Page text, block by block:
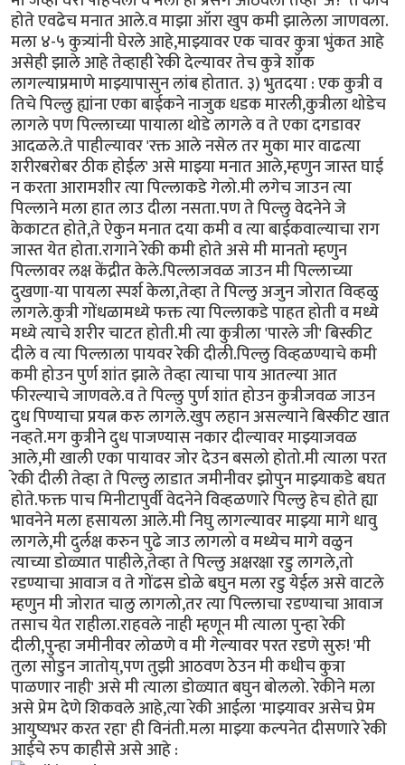
होते एवढेच मनात आले.व माझा ऑरा खुप कमी झालेला जाणवला.
मला ४-५ कुत्र्यांनी घेरले आहे,माझ्यावर एक चावर कुत्रा भुंकत आहे
असेही झाले आहे तेव्हाही रेकी देल्यावर तेच कुत्रे शॉक
लागल्याप्रमाणे माझ्यापासुन लांब होतात. ३) भुतदया : एक कुत्री व
तिचे पिल्लु ह्यांना एका बाईकने नाजुक धडक मारली,कुत्रीला थोडेच
लागले पण पिल्लाच्या पायाला थोडे लागले व ते एका दगडावर
आदळले.ते पाहील्यावर 'रक्त आले नसेल तर मुका मार वाढत्या
शरीरबरोबर ठीक होईल' असे माझ्या मनात आले,म्हणुन जास्त घाई
न करता आरामशीर त्या पिल्लाकडे गेलो.मी लगेच जाउन त्या
पिल्लाने मला हात लाउ दीला नसता.पण ते पिल्लु वेदनेने जे
केकाटत होते,ते ऐकुन मनात दया कमी व त्या बाईकवाल्याचा राग
जास्त येत होता.रागाने रेकी कमी होते असे मी मानतो म्हणुन
पिल्लावर लक्ष केंद्रीत केले.पिल्लाजवळ जाउन मी पिल्लाच्या
दुखणा-या पायला स्पर्श केला,तेव्हा ते पिल्लु अजुन जोरात विव्हळु
लागले.कुत्री गोंधळामध्ये फक्त त्या पिल्लाकडे पाहत होती व मध्ये
मध्ये त्याचे शरीर चाटत होती.मी त्या कुत्रीला 'पारले जी' बिस्कीट
दीले व त्या पिल्लाला पायवर रेकी दीली.पिल्लु विव्हळण्याचे कमी
कमी होउन पुर्ण शांत झाले तेव्हा त्याचा पाय आतल्या आत
फीरल्याचे जाणवले.व ते पिल्लु पुर्ण शांत होउन कुत्रीजवळ जाउन
दुध पिण्याचा प्रयत्न करु लागले.खुप लहान असल्याने बिस्कीट खात
नव्हते.मग कुत्रीने दुध पाजण्यास नकार दील्यावर माझ्याजवळ
आले,मी खाली एका पायावर जोर देउन बसलो होतो.मी त्याला परत
रेकी दीली तेव्हा ते पिल्लु लाडात जमीनीवर झोपुन माझ्याकडे बघत
होते.फक्त पाच मिनीटापुर्वी वेदनेने विव्हळणारे पिल्लु हेच होते ह्या
भावनेने मला हसायला आले.मी निघु लागल्यावर माझ्या मागे धावु
लागले,मी दुर्लक्ष करुन पुढे जाउ लागलो व मध्येच मागे वळुन
त्याच्या डोळ्यात पाहीले,तेव्हा ते पिल्लु अक्षरक्षा रडु लागले,तो
रडण्याचा आवाज व ते गोंढस डोळे बघुन मला रडु येईल असे वाटले
म्हणुन मी जोरात चालु लागलो,तर त्या पिल्लाचा रडण्याचा आवाज
तसाच येत राहीला.राहवले नाही म्हणून मी त्याला पुन्हा रेकी
दीली,पुन्हा जमीनीवर लोळणे व मी गेल्यावर परत रडणे सुरु! 'मी
तुला सोडुन जातोय्,पण तुझी आठवण ठेउन मी कधीच कुत्रा
पाळणार नाही' असे मी त्याला डोळ्यात बघुन बोललो. रेकीने मला
असे प्रेम देणे शिकवले आहे,त्या रेकी आईला 'माझ्यावर असेच प्रेम
आयुष्यभर करत रहा' ही विनंती.मला माझ्या कल्पनेत दीसणारे रेकी
आईचे रुप काहीसे असे आहे :